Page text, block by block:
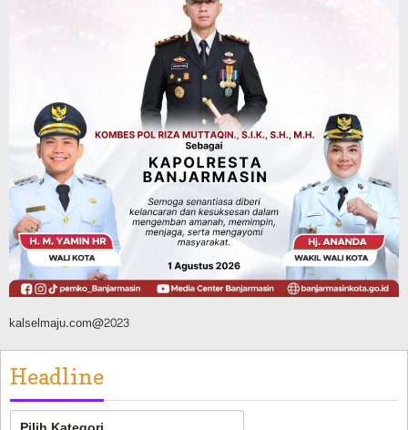
Penghijauan di Sungai Rangas
Dinas PUPR Kalsel Pembangunan
Tindak Lanjut Pascakecelakaan Maut,
Pemerintah Janji Tingkatkan Fasilitas
Keselamatan Jalan Alternatif
Banjarbaru–Batulicin
Agustus 6, 2026
kalselmaju.com@2023
Headline
Headline